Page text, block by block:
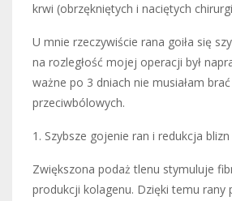
krwi (obrzękniętych i naciętych
U mnie rzeczywiście rana goiła się
na rozległość mojej operacji był
ważne po 3 dniach nie musiałam
przeciwbólowych.
1. Szybsze gojenie ran i redukcja blizn
Zwiększona podaż tlenu stymuluje
produkcji kolagenu. Dzięki temu rany